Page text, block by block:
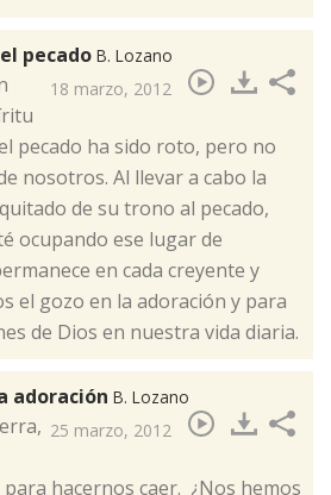
pecado B. Lozano
18 marzo, 2012
pecado ha sido roto, pero no
nosotros. Al llevar a cabo la
de su trono al pecado,
ocupando ese lugar de
en cada creyente y
el gozo en la adoración y para
de Dios en nuestra vida diaria.​
adoración B. Lozano
25 marzo, 2012
hacernos caer. ¿Nos hemos